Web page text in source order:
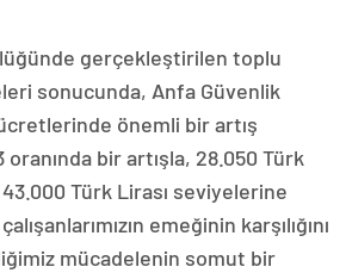
gerçekleştirilen toplu
sonucunda, Anfa Güvenlik
önemli bir artış
oranında bir artışla, 28.050 Türk
Türk Lirası seviyelerine
emeğinin karşılığını
mücadelenin somut bir